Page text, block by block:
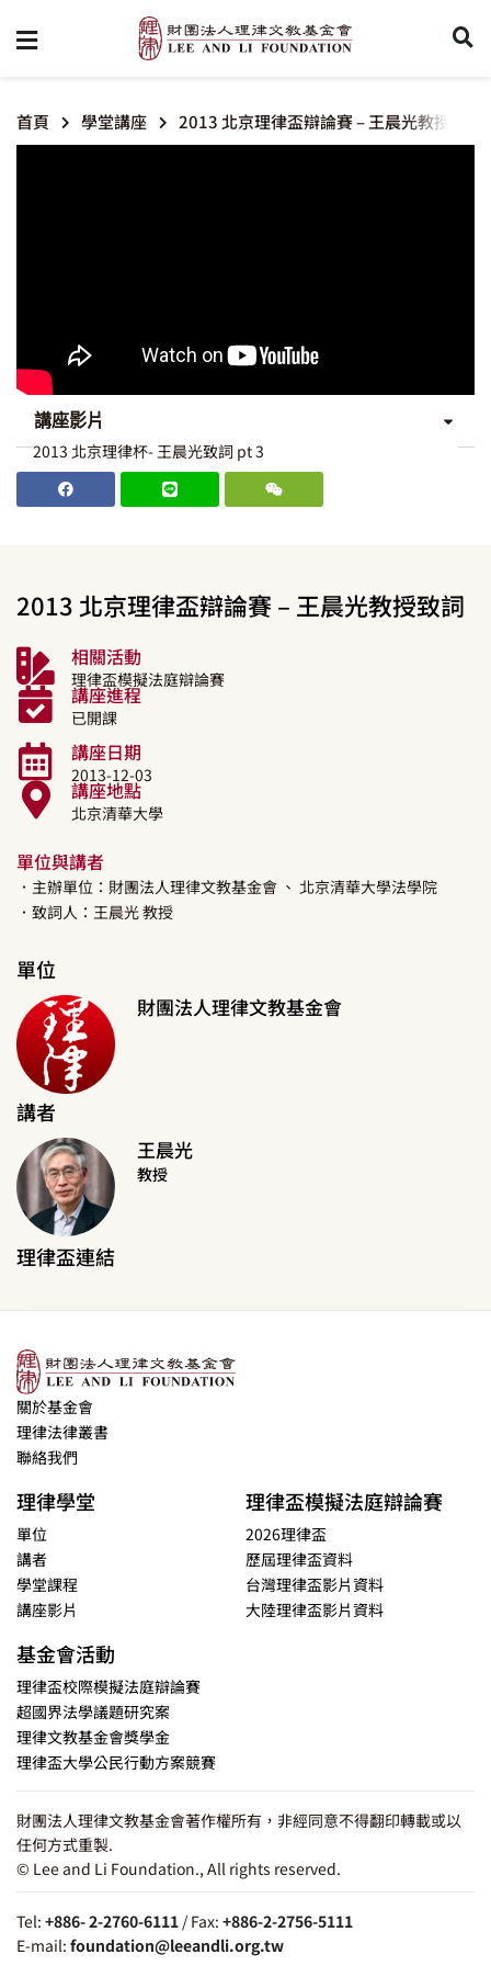
首頁 學堂講座 2013 北京理律盃辯論賽 – 王晨光教授致詞
講座影片
2013 北京理律杯- 王晨光致詞 pt 3
2013 北京理律盃辯論賽 – 王晨光教授致詞
相關活動
理律盃模擬法庭辯論賽
講座進程
已開課
講座日期
2013-12-03
講座地點
北京清華大學
單位與講者
．主辦單位：財團法人理律文教基金會 、 北京清華大學法學院
．致詞人： 王晨光教授
單位
財團法人理律文教基金會
講者
王晨光
教授
理律盃連結
關於基金會
理律法律叢書
聯絡我們
理律學堂
單位
講者
學堂課程
講座影片
理律盃模擬法庭辯論賽
2026理律盃
歷屆理律盃資料
台灣理律盃影片資料
大陸理律盃影片資料
基金會活動
理律盃校際模擬法庭辯論賽
超國界法學議題研究案
理律文教基金會獎學金
理律盃大學公民行動方案競賽
財團法人理律文教基金會著作權所有，非經同意不得翻印轉載或以
任何方式重製.
© Lee and Li Foundation., All rights reserved.
Tel: +886- 2-2760-6111 / Fax: +886-2-2756-5111
E-mail: foundation@leeandli.org.tw